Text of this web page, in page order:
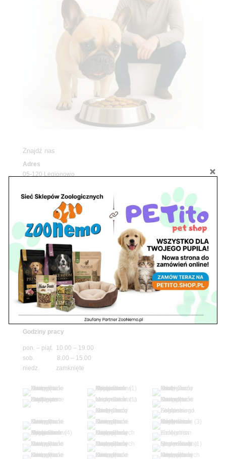
Znajdź nas
Adres
05-120 Legionowo
pawilon 134
tel./fax. 22 784 71 96
Godziny pracy
pon. – piąt. 10.00 – 19.00
sob. 10.00 – 15.00
niedz. zamknięte
Adres
05-100 Nowy Dwór Mazowiecki
ul. Leśna 2
tel. 503 900 215
Godziny pracy
pon. – piąt. 10.00 – 19.00
sob. 8.00 – 15.00
niedz. zamknięte